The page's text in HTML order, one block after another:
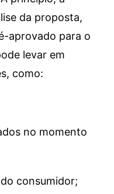
da proposta,
aprovado para o
levar em
como:
no momento
consumidor;